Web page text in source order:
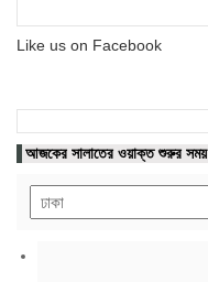
Like us on Facebook
আজকের সালাতের ওয়াক্ত শুরুর সময়